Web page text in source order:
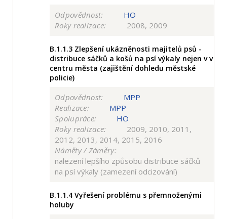
Odpovědnost:
HO
Roky realizace:
2008, 2009
B.1.1.3 Zlepšení ukázněnosti majitelů psů -
distribuce sáčků a košů na psí výkaly nejen v v
centru města (zajištění dohledu městské
policie)
Odpovědnost:
MPP
Realizace:
MPP
Spolupráce:
HO
Roky realizace:
2009, 2010, 2011,
2012, 2013, 2014, 2015, 2016
Náměty / Záměry:
nalezení lepšího způsobu distribuce sáčků
na psí výkaly (zamezení odcizování)
B.1.1.4 Vyřešení problému s přemnoženými
holuby